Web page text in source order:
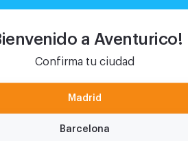
a Aventurico!
Confirma tu ciudad
Madrid
Barcelona
20